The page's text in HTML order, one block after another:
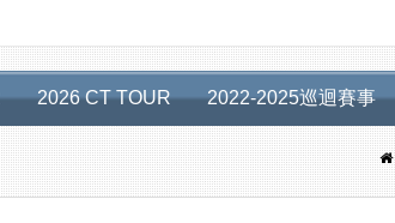
2026 CT TOUR 2022-2025巡迴賽事